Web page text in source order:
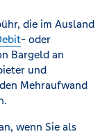
die im Ausland
- oder
Bargeld an
und
Mehraufwand
wenn Sie als